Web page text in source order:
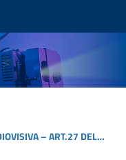
PROMOZIONE CINEMATOGRAFICA E AUDIOVISIVA – ART.27 DELLA LEGGE N.220 DEL 2016 – AUDIZIONI ANNO 2019